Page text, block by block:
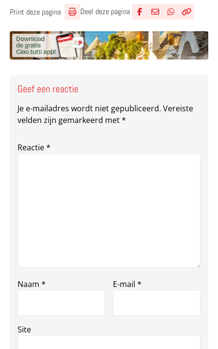
Print deze pagina Deel deze pagina
Geef een reactie
Je e-mailadres wordt niet gepubliceerd. Vereiste
velden zijn gemarkeerd met*
Reactie*
Naam * E-mail *
Site